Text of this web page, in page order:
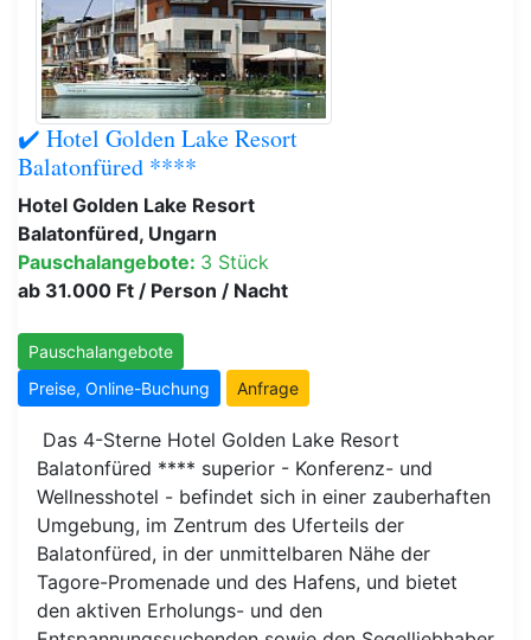
✔️ Hotel Golden Lake Resort
Balatonfüred ****
Hotel Golden Lake Resort
Balatonfüred, Ungarn
Pauschalangebote: 3 Stück
ab 31.000 Ft / Person / Nacht
Pauschalangebote
Preise, Online-Buchung
Anfrage
Das 4-Sterne Hotel Golden Lake Resort
Balatonfüred **** superior - Konferenz- und
Wellnesshotel - befindet sich in einer zauberhaften
Umgebung, im Zentrum des Uferteils der
Balatonfüred, in der unmittelbaren Nähe der
Tagore-Promenade und des Hafens, und bietet
den aktiven Erholungs- und den